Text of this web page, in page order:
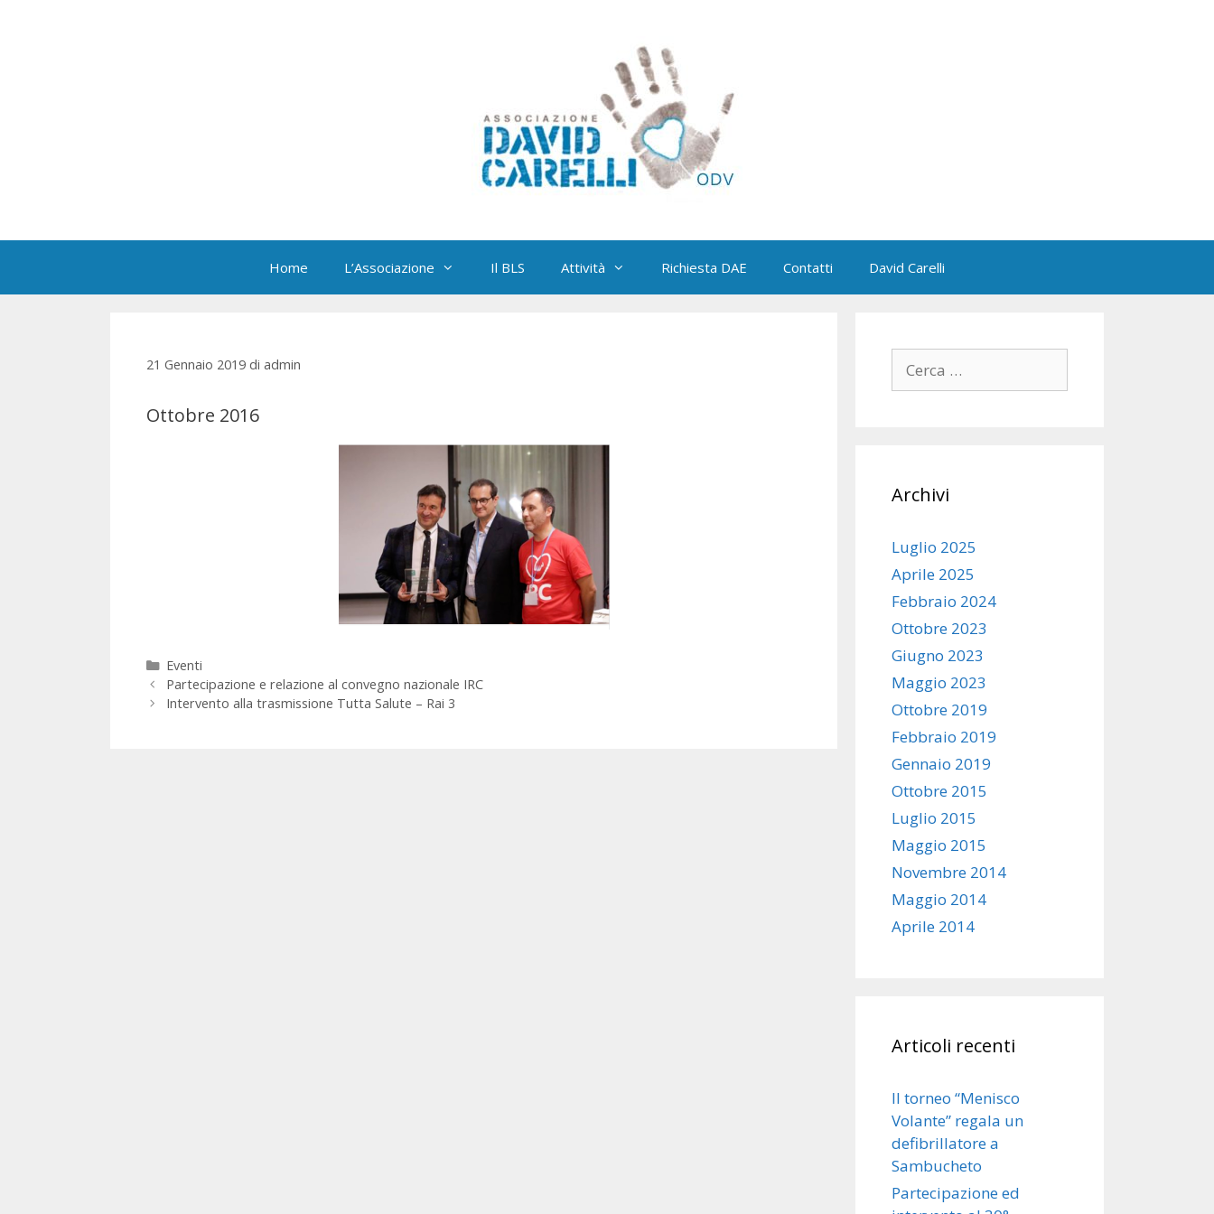
Home L’Associazione Il BLS Attività Richiesta DAE Contatti David Carelli
21 Gennaio 2019 di admin
Ottobre 2016
Categorie
Eventi
Partecipazione e relazione al convegno nazionale IRC
Intervento alla trasmissione Tutta Salute – Rai 3
per:
Archivi
Luglio 2025
Aprile 2025
Febbraio 2024
Ottobre 2023
Giugno 2023
Maggio 2023
Ottobre 2019
Febbraio 2019
Gennaio 2019
Ottobre 2015
Luglio 2015
Maggio 2015
Novembre 2014
Maggio 2014
Aprile 2014
Articoli recenti
Il torneo “Menisco
Volante” regala un
defibrillatore a
Sambucheto
Partecipazione ed